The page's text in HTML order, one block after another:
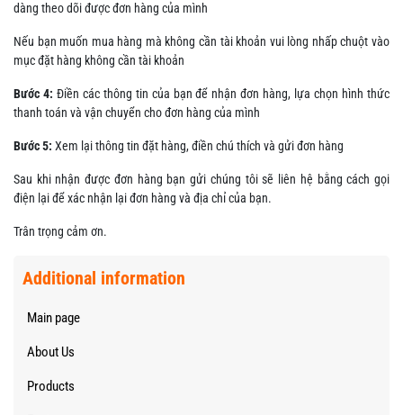
dàng theo dõi được đơn hàng của mình
Nếu bạn muốn mua hàng mà không cần tài khoản vui lòng nhấp chuột vào
mục đặt hàng không cần tài khoản
Bước 4: Điền các thông tin của bạn để nhận đơn hàng, lựa chọn hình thức
thanh toán và vận chuyển cho đơn hàng của mình
Bước 5: Xem lại thông tin đặt hàng, điền chú thích và gửi đơn hàng
Sau khi nhận được đơn hàng bạn gửi chúng tôi sẽ liên hệ bằng cách gọi
điện lại để xác nhận lại đơn hàng và địa chỉ của bạn.
Trân trọng cảm ơn.
Additional information
Main page
About Us
Products